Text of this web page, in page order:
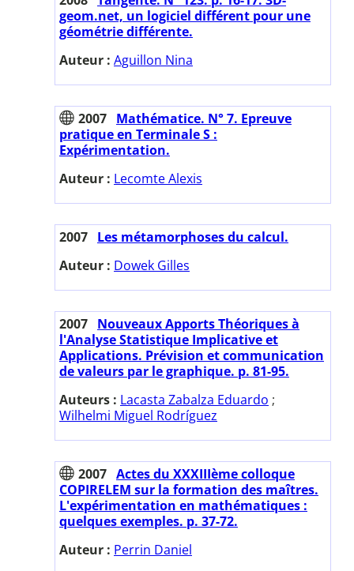
geom.net, un logiciel différent pour une
géométrie différente.
Auteur : Aguillon Nina
2007 Mathématice. N° 7. Epreuve
pratique en Terminale S :
Expérimentation.
Auteur : Lecomte Alexis
2007 Les métamorphoses du calcul.
Auteur : Dowek Gilles
2007 Nouveaux Apports Théoriques à
l'Analyse Statistique Implicative et
Applications. Prévision et communication
de valeurs par le graphique. p. 81-95.
Auteurs : Lacasta Zabalza Eduardo ;
Wilhelmi Miguel Rodríguez
2007 Actes du XXXIIIème colloque
COPIRELEM sur la formation des maîtres.
L'expérimentation en mathématiques :
quelques exemples. p. 37-72.
Auteur : Perrin Daniel